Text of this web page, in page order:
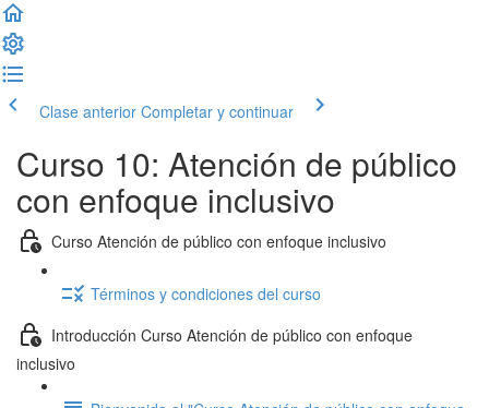
Clase anterior Completar y continuar
Curso 10: Atención de público
con enfoque inclusivo
Curso Atención de público con enfoque inclusivo
Términos y condiciones del curso
Introducción Curso Atención de público con enfoque
inclusivo